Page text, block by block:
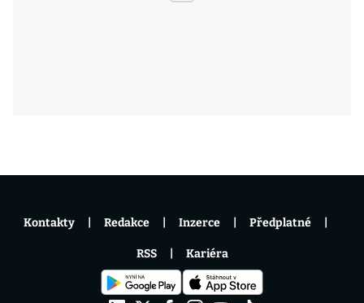
Kontakty Redakce Inzerce Předplatné
RSS Kariéra